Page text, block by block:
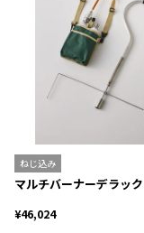
ねじ込み
マルチバーナーデラッ
¥46,024